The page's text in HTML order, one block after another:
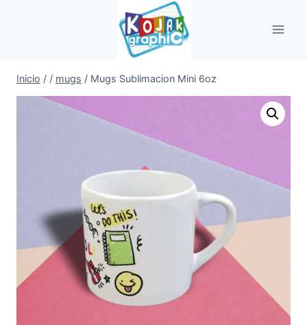
Inicio / / mugs / Mugs Sublimacion Mini 6oz